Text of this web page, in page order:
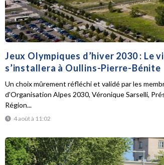
Jeux Olympiques d’hiver 2030 :
s’installera à Oullins-Pierre-Bénite
4 août à 11:02
Un choix mûrement réfléchi et validé par les
d'Organisation Alpes 2030, Véronique Sarselli,
Région...